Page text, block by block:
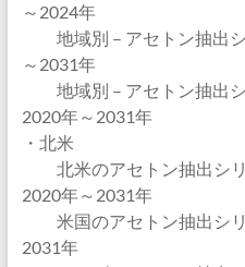
～2024年
地域別 – アセトン抽出シ
～2031年
地域別 – アセトン抽出シ
2020年～2031年
・北米
北米のアセトン抽出シリ
2020年～2031年
米国のアセトン抽出シリ
2031年